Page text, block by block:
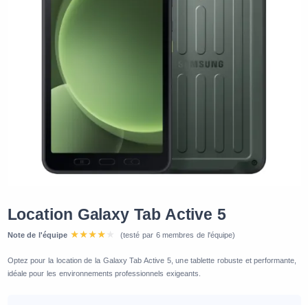
Location Galaxy Tab Active 5
Note de l'équipe (testé par 6 membres de l'équipe)
Optez pour la location de la Galaxy Tab Active 5, une tablette robuste et performante,
idéale pour les environnements professionnels exigeants.